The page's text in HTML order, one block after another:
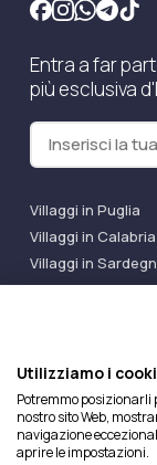
Entra a far
più esclusiva
Villaggi in Puglia
Villaggi in Calabria
Villaggi in
Villaggi Bluserena
Ilmiovillaggio è
Licenza Agenzia
26/02/2015 e
OX00081147
Utilizziamo i
Potremmo posizionarli
nostro sito Web,
navigazione
aprire le impostazioni.